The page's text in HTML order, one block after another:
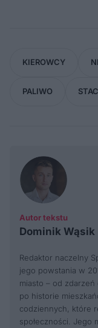
KIEROWCY
PALIWO
Autor tekstu
Dominik Wąsik
Redaktor naczelny
jego powstania w
miasto – od
po historie
codziennych, które
społeczności. Jego